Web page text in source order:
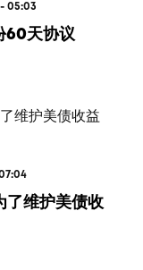
05:03
60天协议
了维护美债收